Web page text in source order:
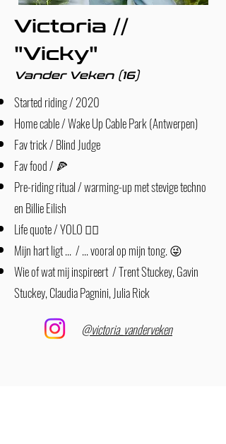
Victoria //
"Vicky"
Vander Veken (16)
Started riding / 2020
Home cable / Wake Up Cable Park (Antwerpen)
Fav trick / Blind Judge
Fav food / 🍕
Pre-riding ritual / warming-up met stevige techno
en Billie Eilish
Life quote / YOLO ✌🏻
Mijn hart ligt ... / ... vooral op mijn tong. 😜
Wie of wat mij inspireert / Trent Stuckey, Gavin
Stuckey, Claudia Pagnini, Julia Rick
@victoria_vanderveken